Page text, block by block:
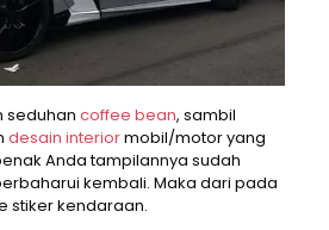
seduhan coffee bean, sambil
desain interiormobil/motor yang
Anda tampilannya sudah
kembali. Maka dari pada
stiker kendaraan.